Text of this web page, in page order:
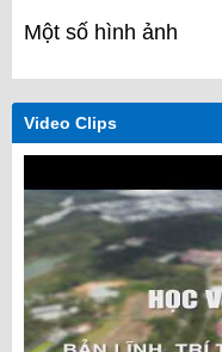
Một số hình ảnh
Video Clips